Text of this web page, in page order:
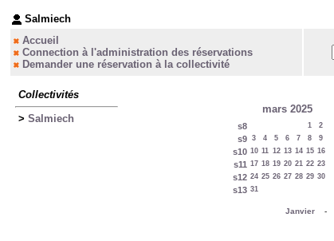
Salmiech
Accueil
Connection à l'administration des réservations
Demander une réservation à la collectivité
Collectivités
> Salmiech
mars 2025
s8 1 2
s9 3 4 5 6 7 8 9
s10 10 11 12 13 14 15 16
s11 17 18 19 20 21 22 23
s12 24 25 26 27 28 29 30
s13 31
Janvier-